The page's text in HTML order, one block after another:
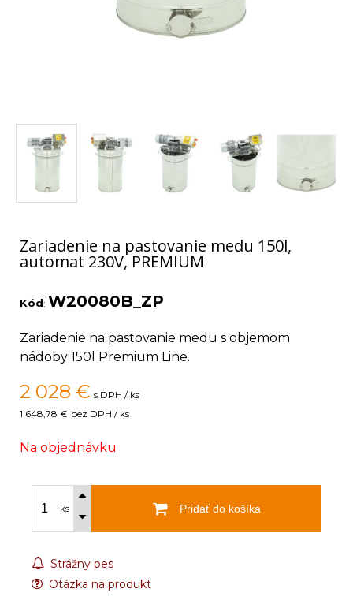
Zariadenie na pastovanie medu 150l,
automat 230V, PREMIUM
Kód: W20080B_ZP
Zariadenie na pastovanie medu s objemom
nádoby 150l Premium Line.
2 028 € s DPH / ks
1 648,78 € bez DPH / ks
Na objednávku
ks Pridať do košíka
Strážny pes
Otázka na produkt